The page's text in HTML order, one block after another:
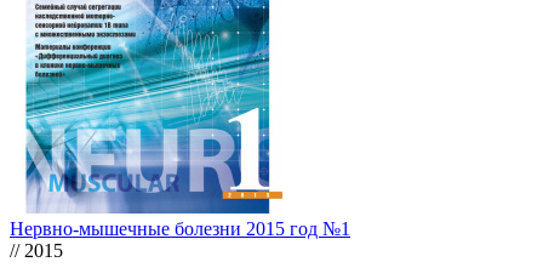
Нервно-мышечные болезни 2015 год №1
// 2015